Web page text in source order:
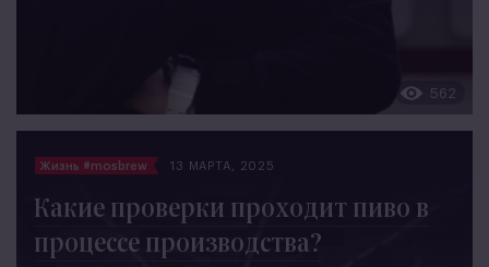
562
Жизнь #mosbrew 13 МАРТА, 2025
Какие проверки проходит пиво в
процессе производства?